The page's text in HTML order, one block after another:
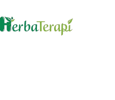
content